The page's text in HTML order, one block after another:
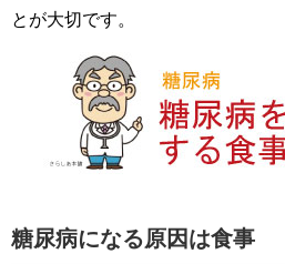
とが大切です。
糖尿病になる原因は食事